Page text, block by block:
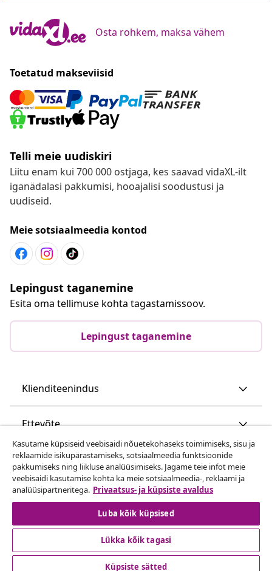
Osta rohkem, maksa vähem
Toetatud makseviisid
Telli meie uudiskiri
Liitu enam kui 700 000 ostjaga, kes saavad vidaXL-ilt
iganädalasi pakkumisi, hooajalisi soodustusi ja
uudiseid.
Meie sotsiaalmeedia kontod
Lepingust taganemine
Esita oma tellimuse kohta tagastamissoov.
Lepingust taganemine
Klienditeenindus
Ettevõte
vidaXL
Vaata rohkem
Kasutame küpsiseid veebisaidi nõuetekohaseks toimimiseks, sisu ja
reklaamide isikupärastamiseks, sotsiaalmeedia funktsioonide
pakkumiseks ning liikluse analüüsimiseks. Jagame teie infot meie
veebisaidi kasutamise kohta ka meie sotsiaalmeedia-, reklaami ja
analüüsipartneritega. Privaatsus- ja küpsiste avaldus
Luba kõik küpsised
Lükka kõik tagasi
Küpsiste sätted